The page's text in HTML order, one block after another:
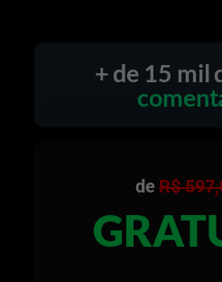
+ de 15 mil
deR$